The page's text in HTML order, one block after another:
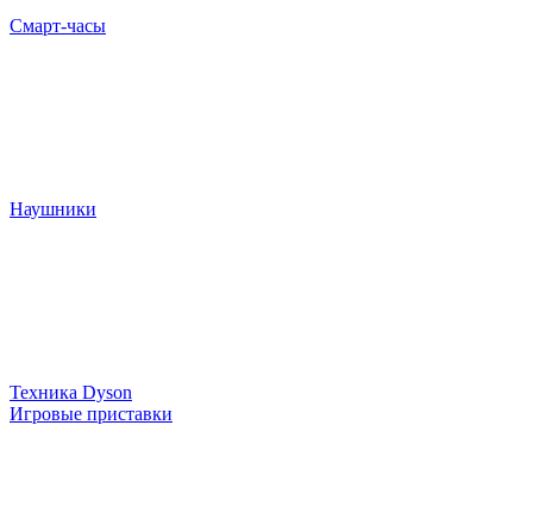
Смарт-часы
Наушники
Техника Dyson
Игровые приставки